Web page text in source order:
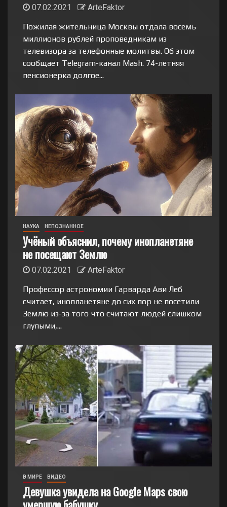
07.02.2021
ArteFaktor
Пожилая жительница Москвы отдала восемь
миллионов рублей проповедникам из
телевизора за телефонные молитвы. Об этом
сообщает Telegram-канал Mash. 74-летняя
пенсионерка долгое...
НАУКА НЕПОЗНАННОЕ
Учёный объяснил, почему инопланетяне
не посещают Землю
07.02.2021
ArteFaktor
Профессор астрономии Гарварда Ави Леб
считает, инопланетяне до сих пор не посетили
Землю из-за того что считают людей слишком
глупыми,...
В МИРЕ ВИДЕО
Девушка увидела на Google Maps свою